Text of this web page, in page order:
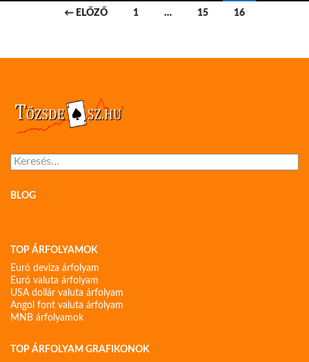
Bejegyzések
← ELŐZŐ 1 … 15 16
Keresés:
BLOG
TOP ÁRFOLYAMOK
Euró deviza árfolyam
Euró valuta árfolyam
USA dollár valuta árfolyam
Angol font valuta árfolyam
MNB árfolyamok
TOP ÁRFOLYAM GRAFIKONOK